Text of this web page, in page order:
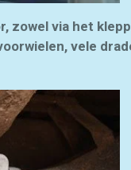
zowel via het
vele